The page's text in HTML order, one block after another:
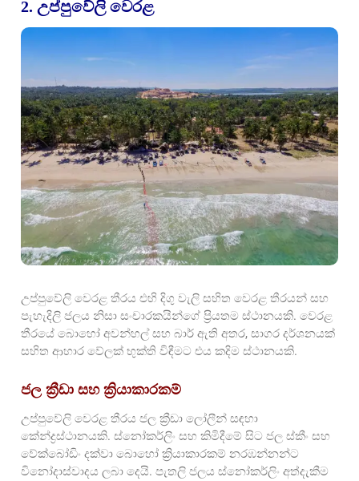
2. උප්පුවේලි වෙරළ
උප්පුවේලි වෙරළ තීරය එහි දිගු වැලි සහිත වෙරළ තීරයන් සහ
පැහැදිලි ජලය නිසා සංචාරකයින්ගේ ප්‍රියතම ස්ථානයකි. වෙරළ
තීරයේ බොහෝ අවන්හල් සහ බාර් ඇති අතර, සාගර දර්ශනයක්
සහිත ආහාර වේලක් භුක්ති විඳීමට එය කදිම ස්ථානයකි.
ජල ක්‍රීඩා සහ ක්‍රියාකාරකම්
උප්පුවේලි වෙරළ තීරය ජල ක්‍රීඩා ලෝලීන් සඳහා
කේන්ද්‍රස්ථානයකි. ස්නෝකර්ලිං සහ කිමිදීමේ සිට ජල ස්කීං සහ
වේක්බෝඩිං දක්වා බොහෝ ක්‍රියාකාරකම් නරඹන්නන්ට
විනෝදාස්වාදය ලබා දෙයි. පැතලි ජලය ස්නෝකර්ලිං අත්දැකීම